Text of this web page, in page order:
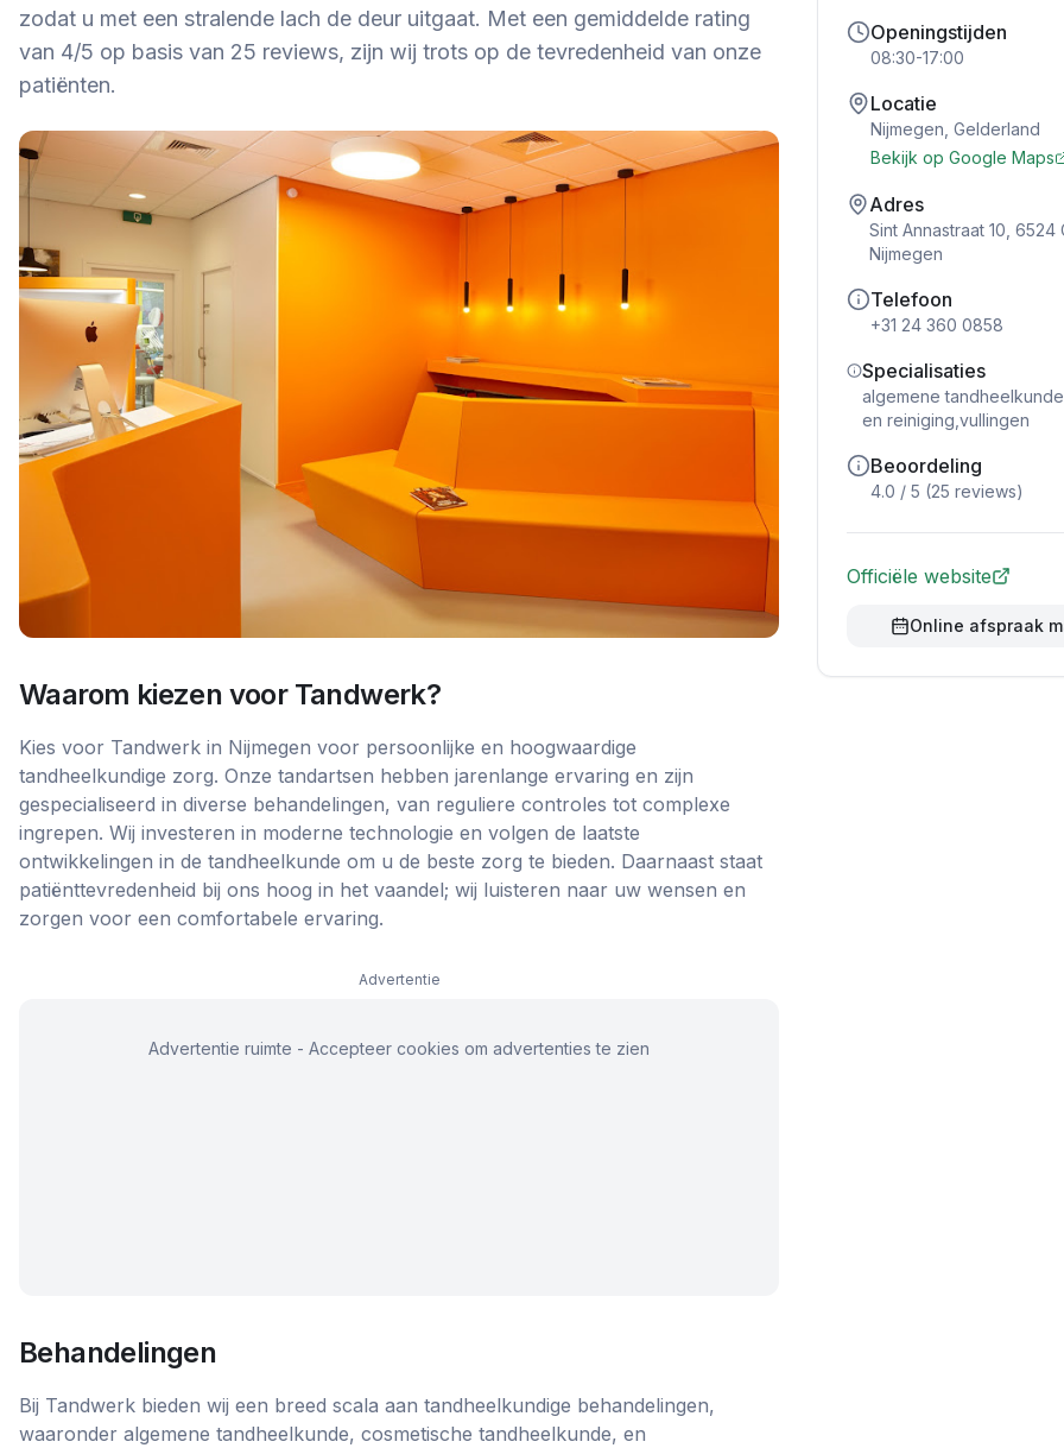
zodat u met een stralende lach de deur uitgaat. Met een gemiddelde rating
van 4/5 op basis van 25 reviews, zijn wij trots op de tevredenheid van onze
patiënten.
Waarom kiezen voor Tandwerk?
Kies voor Tandwerk in Nijmegen voor persoonlijke en hoogwaardige
tandheelkundige zorg. Onze tandartsen hebben jarenlange ervaring en zijn
gespecialiseerd in diverse behandelingen, van reguliere controles tot complexe
ingrepen. Wij investeren in moderne technologie en volgen de laatste
ontwikkelingen in de tandheelkunde om u de beste zorg te bieden. Daarnaast staat
patiënttevredenheid bij ons hoog in het vaandel; wij luisteren naar uw wensen en
zorgen voor een comfortabele ervaring.
Advertentie
Advertentie ruimte - Accepteer cookies om advertenties te zien
Behandelingen
Bij Tandwerk bieden wij een breed scala aan tandheelkundige behandelingen,
waaronder algemene tandheelkunde, cosmetische tandheelkunde, en
Openingstijden
08:30-17:00
Locatie
Nijmegen Gelderland
Bekijk op Google Maps
Adres
Sint Annastraat 10, 6524
Nijmegen
Telefoon
+31 24 360 0858
Specialisaties
algemene
en reiniging,vullingen
Beoordeling
4.0 / 5 (25 reviews)
Officiële website
Online afspraak